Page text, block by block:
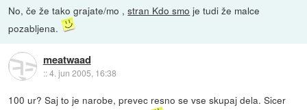
No, če že tako grajate/mo ,stran Kdo smo je tudi že malce
pozabljena.
meatwaad
::4. jun 2005, 16:38
100 ur? Saj to je narobe, prevec resno se vse skupaj dela. Sicer